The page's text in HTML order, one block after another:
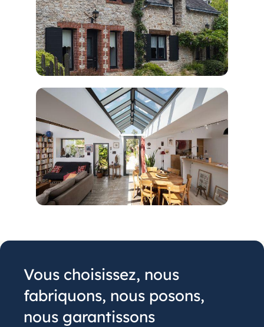
Vous choisissez, nous
fabriquons, nous posons,
nous garantissons